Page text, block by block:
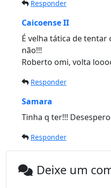
Responder
Caicoense II
É velha tática de
não!!!
Roberto omi, volta
Responder
Samara
Tinha q ter!!!
Responder
Deixe um